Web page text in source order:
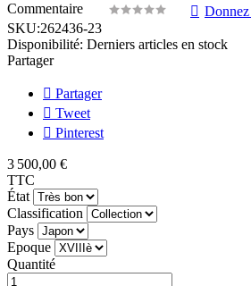
Commentaire
SKU:262436-23
Disponibilité: Derniers articles en stock
Partager
Partager
Tweet
Pinterest
3 500,00 €
TTC
État
Classification
Pays
Epoque
Quantité